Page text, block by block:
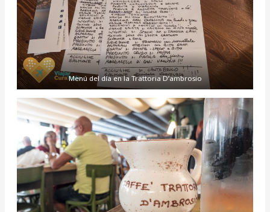
Menú del día en la Trattoria D’ambrosio